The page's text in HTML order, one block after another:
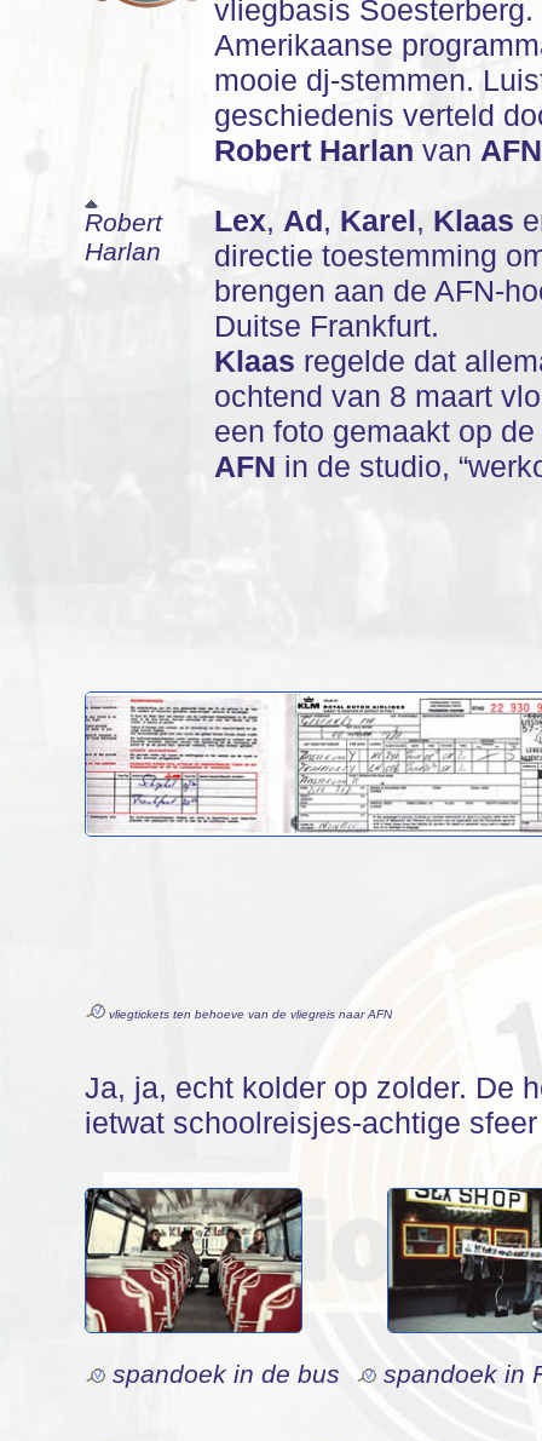
vliegbasis
Amerikaanse
mooie dj-stemmen.
geschiedenis verteld
Robert Harlan van
Lex, Ad, Karel, Klaas
directie toestemming
brengen aan de AFN-
Duitse Frankfurt.
Klaas regelde dat
ochtend van 8 maart
een foto gemaakt op
AFN in de studio,
Robert
Harlan
vliegtickets ten behoeve van de vliegreis naar AFN
Ja, ja, echt kolder op zolder. De
ietwat schoolreisjes-achtige
spandoek in de bus spandoek in